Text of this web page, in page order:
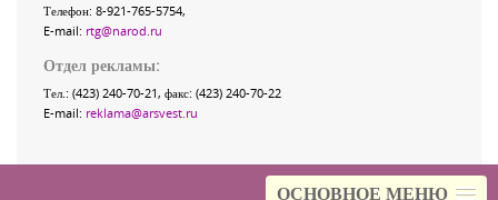
ОСНОВНОЕ МЕНЮ
Телефон: 8-921-765-5754,
E-mail: rtg@narod.ru
Отдел рекламы:
Тел.: (423) 240-70-21, факс: (423) 240-70-22
E-mail: reklama@arsvest.ru